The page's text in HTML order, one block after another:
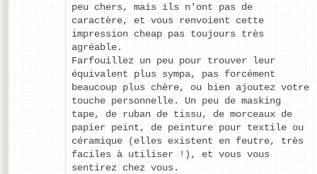
peu chers, mais ils n'ont pas de
caractère, et vous renvoient cette
impression cheap pas toujours très
agréable.
Farfouillez un peu pour trouver leur
équivalent plus sympa, pas forcément
beaucoup plus chère, ou bien ajoutez votre
touche personnelle. Un peu de masking
tape, de ruban de tissu, de morceaux de
papier peint, de peinture pour textile ou
céramique (elles existent en feutre, très
faciles à utiliser !), et vous vous
sentirez chez vous.